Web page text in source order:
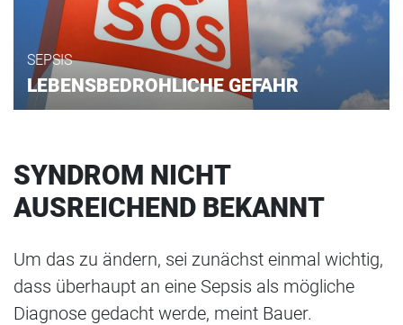
SEPSIS
LEBENSBEDROHLICHE GEFAHR
SYNDROM NICHT
AUSREICHEND BEKANNT
Um das zu ändern, sei zunächst einmal wichtig,
dass überhaupt an eine Sepsis als mögliche
Diagnose gedacht werde, meint Bauer.